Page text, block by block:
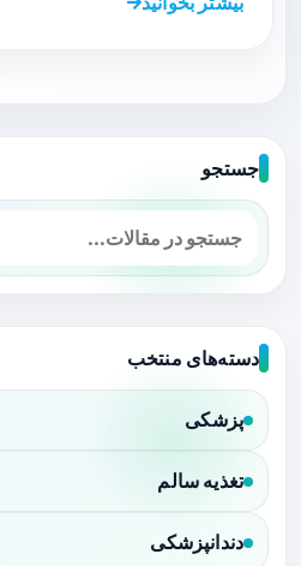
جستجو
دسته‌های منتخب
پزشکی
تغذیه سالم
دندانپزشکی